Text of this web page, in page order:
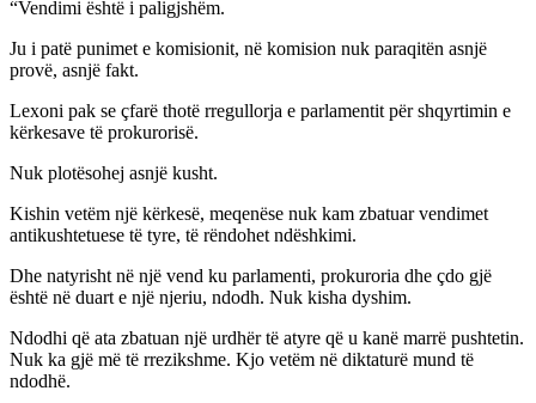
“Vendimi është i paligjshëm.
Ju i patë punimet e komisionit, në komision nuk paraqitën asnjë
provë, asnjë fakt.
Lexoni pak se çfarë thotë rregullorja e parlamentit për shqyrtimin e
kërkesave të prokurorisë.
Nuk plotësohej asnjë kusht.
Kishin vetëm një kërkesë, meqenëse nuk kam zbatuar vendimet
antikushtetuese të tyre, të rëndohet ndëshkimi.
Dhe natyrisht në një vend ku parlamenti, prokuroria dhe çdo gjë
është në duart e një njeriu, ndodh. Nuk kisha dyshim.
Ndodhi që ata zbatuan një urdhër të atyre që u kanë marrë pushtetin.
Nuk ka gjë më të rrezikshme. Kjo vetëm në diktaturë mund të
ndodhë.